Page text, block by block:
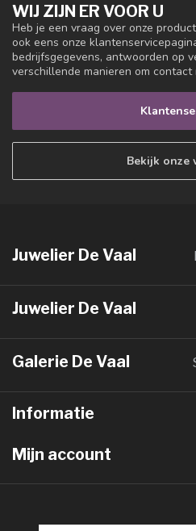
WIJ ZIJN ER VOOR U
Heb je een vraag over onze
ook eens onze
bedrijfsgegevens, antwoorden op
verschillende manieren om contact
Bekijk onze
Juwelier De Vaal
Juwelier De Vaal
Galerie De Vaal
Informatie
Mijn account